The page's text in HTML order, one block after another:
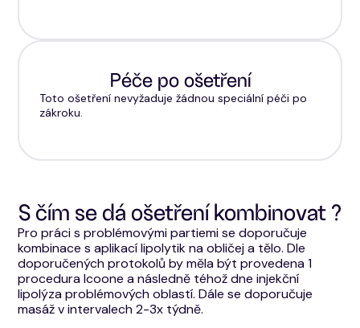
Péče po ošetření
Toto ošetření nevyžaduje žádnou speciální péči po
zákroku.
S čím se dá ošetření kombinovat ?
Pro práci s problémovými partiemi se doporučuje
kombinace s aplikací lipolytik na obličej a tělo. Dle
doporučených protokolů by měla být provedena 1
procedura Icoone a následně téhož dne injekční
lipolýza problémových oblastí. Dále se doporučuje
masáž v intervalech 2-3x týdně.